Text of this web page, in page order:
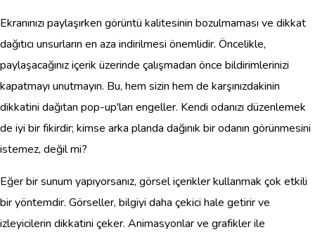
Ekranınızı paylaşırken görüntü kalitesinin bozulmaması ve dikkat
dağıtıcı unsurların en aza indirilmesi önemlidir. Öncelikle,
paylaşacağınız içerik üzerinde çalışmadan önce bildirimlerinizi
kapatmayı unutmayın. Bu, hem sizin hem de karşınızdakinin
dikkatini dağıtan pop-up'ları engeller. Kendi odanızı düzenlemek
de iyi bir fikirdir; kimse arka planda dağınık bir odanın görünmesini
istemez, değil mi?
Eğer bir sunum yapıyorsanız, görsel içerikler kullanmak çok etkili
bir yöntemdir. Görseller, bilgiyi daha çekici hale getirir ve
izleyicilerin dikkatini çeker. Animasyonlar ve grafikler ile